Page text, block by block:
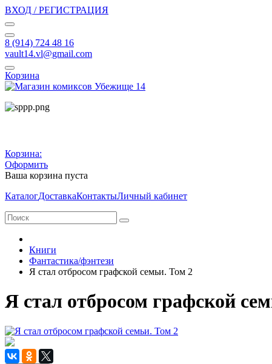
ВХОД / РЕГИСТРАЦИЯ
8 (914) 724 48 16
vault14.vl@gmail.com
Корзина
Корзина:
Оформить
Ваша корзина пуста
КаталогДоставкаКонтактыЛичный кабинет
Книги
Фантастика/фэнтези
Я стал отбросом графской семьи. Том 2
Я стал отбросом графской